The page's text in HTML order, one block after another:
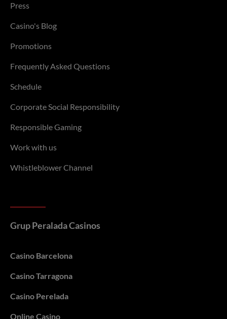
Press
Casino's Blog
Promotions
Frequently Asked Questions
Schedule
Corporate Social Responsibility
Responsible Gaming
Work with us
Whistleblower Channel
Grup Peralada Casinos
Casino Barcelona
Casino Tarragona
Casino Perelada
Online Casino